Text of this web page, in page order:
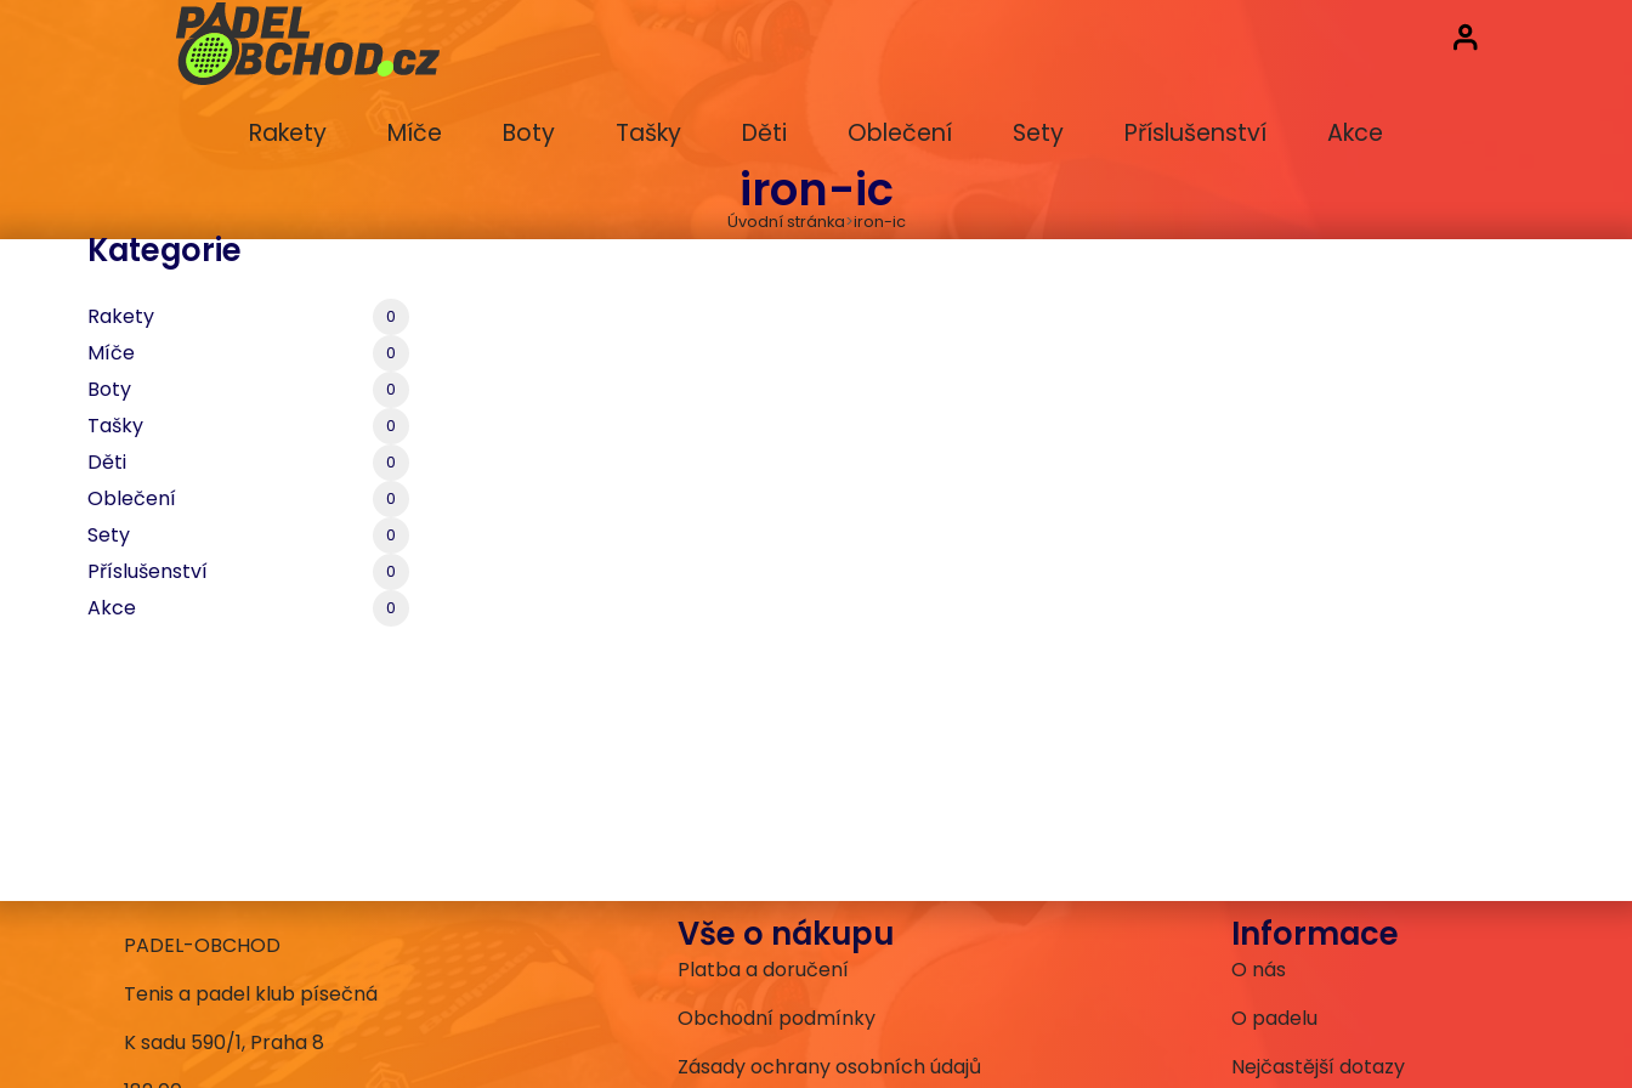
Rakety Míče Boty Tašky Děti Oblečení Sety Příslušenství Akce
iron-ic
Úvodní stránka iron-ic
Kategorie
Rakety 0
Míče 0
Boty 0
Tašky 0
Děti 0
Oblečení 0
Sety 0
Příslušenství 0
Akce 0
PADEL-OBCHOD
Tenis a padel klub písečná
K sadu 590/1, Praha 8
Vše o nákupu
Platba a doručení
Obchodní podmínky
Zásady ochrany osobních údajů
Informace
O nás
O padelu
Nejčastější dotazy